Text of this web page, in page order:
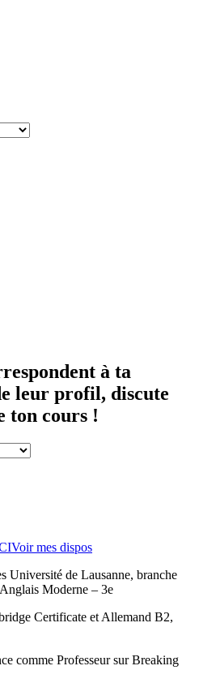
à ta
leur profil, discute
ton cours !
Voir mes dispos
Université de Lausanne, branche
Moderne – 3e
Certificate et Allemand B2,
comme Professeur sur Breaking